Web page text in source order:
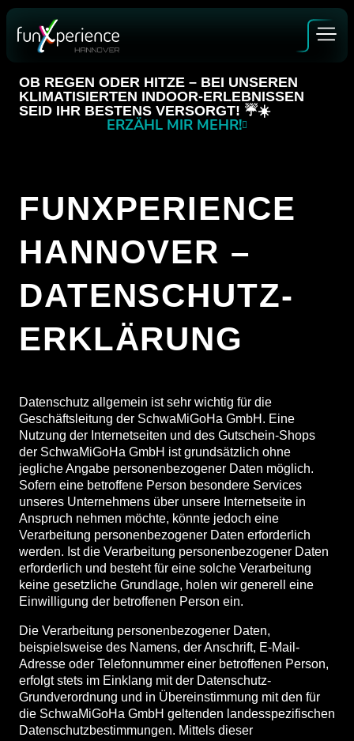
Zum
Inhalt
springen
OB REGEN ODER HITZE – BEI UNSEREN
KLIMATISIERTEN INDOOR-ERLEBNISSEN
SEID IHR BESTENS VERSORGT! ☔️☀️
ERZÄHL MIR MEHR!
ALLE ERLEBNISSE
START
EVENTS & ANGEBOTE
PREISE
FAQ
FUNXPERIENCE
HANNOVER –
DATENSCHUTZ­
ERKLÄRUNG
Datenschutz allgemein ist sehr wichtig für die
Geschäftsleitung der SchwaMiGoHa GmbH. Eine
Nutzung der Internetseiten und des Gutschein-Shops
der SchwaMiGoHa GmbH ist grundsätzlich ohne
jegliche Angabe personenbezogener Daten möglich.
Sofern eine betroffene Person besondere Services
unseres Unternehmens über unsere Internetseite in
Anspruch nehmen möchte, könnte jedoch eine
Verarbeitung personenbezogener Daten erforderlich
werden. Ist die Verarbeitung personenbezogener Daten
erforderlich und besteht für eine solche Verarbeitung
keine gesetzliche Grundlage, holen wir generell eine
Einwilligung der betroffenen Person ein.
Die Verarbeitung personenbezogener Daten,
beispielsweise des Namens, der Anschrift, E-Mail-
Adresse oder Telefonnummer einer betroffenen Person,
erfolgt stets im Einklang mit der Datenschutz-
Grundverordnung und in Übereinstimmung mit den für
die SchwaMiGoHa GmbH geltenden landesspezifischen
Datenschutzbestimmungen. Mittels dieser